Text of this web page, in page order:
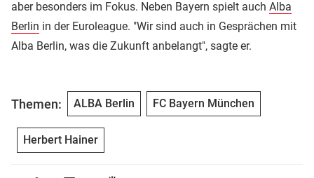
aber besonders im Fokus. Neben Bayern spielt auch Alba
Berlin in der Euroleague. "Wir sind auch in Gesprächen mit
Alba Berlin, was die Zukunft anbelangt", sagte er.
Themen: ALBA Berlin FC Bayern München
Herbert Hainer